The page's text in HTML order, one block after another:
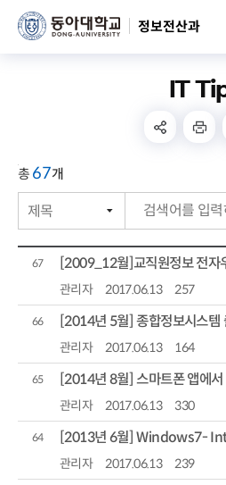
정보전산과
IT
총 67개
번호
제목
작성자
작성일자
조회수
67 [2009_12월]교직원정보 전자
관리자 2017.06.13 257
66 [2014년 5월] 종합정보시스템
관리자 2017.06.13 164
65
관리자 2017.06.13 330
64
관리자 2017.06.13 239